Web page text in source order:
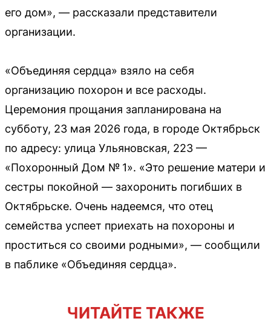
его дом», — рассказали представители
организации.
«Объединяя сердца» взяло на себя
организацию похорон и все расходы.
Церемония прощания запланирована на
субботу, 23 мая 2026 года, в городе Октябрьск
по адресу: улица Ульяновская, 223 —
«Похоронный Дом № 1». «Это решение матери и
сестры покойной — захоронить погибших в
Октябрьске. Очень надеемся, что отец
семейства успеет приехать на похороны и
проститься со своими родными», — сообщили
в паблике «Объединяя сердца».
ЧИТАЙТЕ ТАКЖЕ